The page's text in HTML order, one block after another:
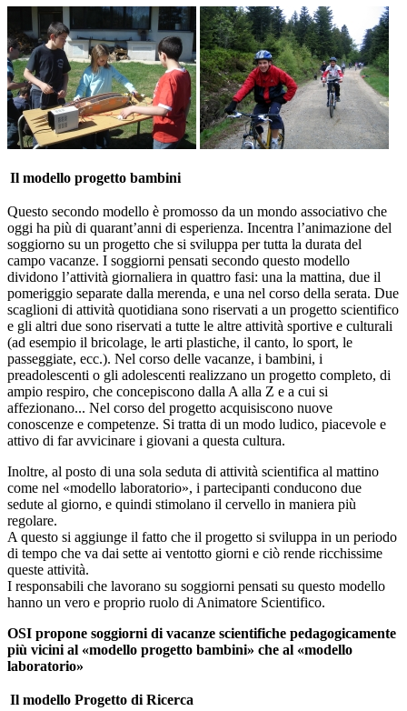
Il modello progetto bambini
Questo secondo modello è promosso da un mondo associativo che
oggi ha più di quarant’anni di esperienza. Incentra l’animazione del
soggiorno su un progetto che si sviluppa per tutta la durata del
campo vacanze. I soggiorni pensati secondo questo modello
dividono l’attività giornaliera in quattro fasi: una la mattina, due il
pomeriggio separate dalla merenda, e una nel corso della serata. Due
scaglioni di attività quotidiana sono riservati a un progetto scientifico
e gli altri due sono riservati a tutte le altre attività sportive e culturali
(ad esempio il bricolage, le arti plastiche, il canto, lo sport, le
passeggiate, ecc.). Nel corso delle vacanze, i bambini, i
preadolescenti o gli adolescenti realizzano un progetto completo, di
ampio respiro, che concepiscono dalla A alla Z e a cui si
affezionano... Nel corso del progetto acquisiscono nuove
conoscenze e competenze. Si tratta di un modo ludico, piacevole e
attivo di far avvicinare i giovani a questa cultura.
Inoltre, al posto di una sola seduta di attività scientifica al mattino
come nel «modello laboratorio», i partecipanti conducono due
sedute al giorno, e quindi stimolano il cervello in maniera più
regolare.
A questo si aggiunge il fatto che il progetto si sviluppa in un periodo
di tempo che va dai sette ai ventotto giorni e ciò rende ricchissime
queste attività.
I responsabili che lavorano su soggiorni pensati su questo modello
hanno un vero e proprio ruolo di Animatore Scientifico.
OSI propone soggiorni di vacanze scientifiche pedagogicamente
più vicini al «modello progetto bambini» che al «modello
laboratorio»
Il modello Progetto di Ricerca